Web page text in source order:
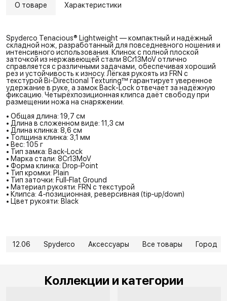
О товаре Характеристики
Spyderco Tenacious® Lightweight — компактный и надёжный
складной нож, разработанный для повседневного ношения и
интенсивного использования. Клинок с полной плоской
заточкой из нержавеющей стали 8Cr13MoV отлично
справляется с различными задачами, обеспечивая хороший
рез и устойчивость к износу. Лёгкая рукоять из FRN с
текстурой Bi-Directional Texturing™ гарантирует уверенное
удержание в руке, а замок Back-Lock отвечает за надёжную
фиксацию. Четырёхпозиционная клипса даёт свободу при
размещении ножа на снаряжении.
• Общая длина: 19,7 см
• Длина в сложенном виде: 11,3 см
• Длина клинка: 8,6 см
• Толщина клинка: 3,1 мм
• Вес: 105 г
• Тип замка: Back‑Lock
• Марка стали: 8Cr13MoV
• Форма клинка: Drop‑Point
• Тип кромки: Plain
• Тип заточки: Full‑Flat Ground
• Материал рукояти: FRN с текстурой
• Клипса: 4‑позиционная, реверсивная (tip‑up/down)
• Цвет рукояти: Black
12.06 Spyderco Аксессуары Все товары Город
Коллекции и категории